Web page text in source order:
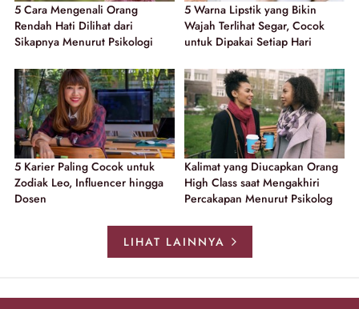
5 Cara Mengenali Orang
Rendah Hati Dilihat dari
Sikapnya Menurut Psikologi
5 Warna Lipstik yang Bikin
Wajah Terlihat Segar, Cocok
untuk Dipakai Setiap Hari
5 Karier Paling Cocok untuk
Zodiak Leo, Influencer hingga
Dosen
Kalimat yang Diucapkan Orang
High Class saat Mengakhiri
Percakapan Menurut Psikolog
LIHAT LAINNYA